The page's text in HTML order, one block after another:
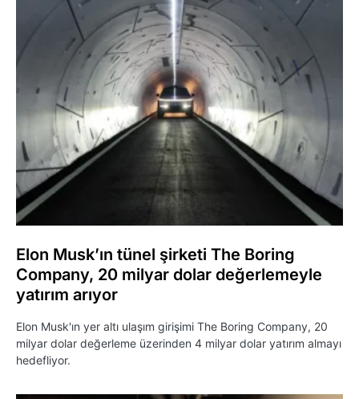
Elon Musk’ın tünel şirketi The Boring
Company, 20 milyar dolar değerlemeyle
yatırım arıyor
Elon Musk'ın yer altı ulaşım girişimi The Boring Company, 20
milyar dolar değerleme üzerinden 4 milyar dolar yatırım almayı
hedefliyor.